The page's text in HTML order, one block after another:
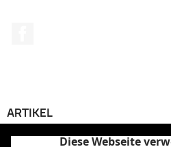
ARTIKEL
Diese Webseite